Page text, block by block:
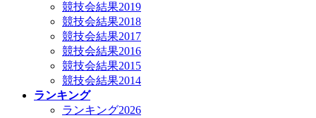
競技会結果2019
競技会結果2018
競技会結果2017
競技会結果2016
競技会結果2015
競技会結果2014
ランキング
ランキング2026